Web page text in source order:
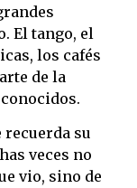
El tango, el
los cafés
de la
recuerda su
veces no
vio, sino de